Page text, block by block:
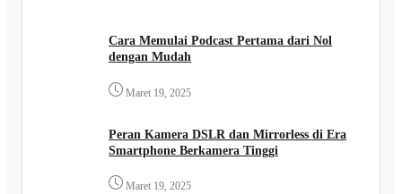
Cara Memulai Podcast Pertama dari Nol
dengan Mudah
Maret 19, 2025
Peran Kamera DSLR dan Mirrorless di Era
Smartphone Berkamera Tinggi
Maret 19, 2025